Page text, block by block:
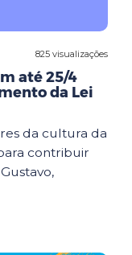
825 visualizações
até 25/4
da Lei
da cultura da
contribuir